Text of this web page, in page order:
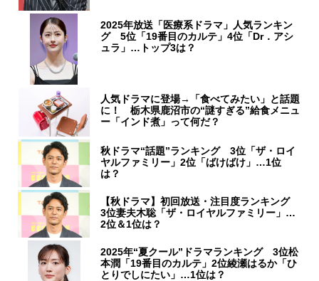
2025年放送「医療系ドラマ」人気ランキン
グ 5位「19番目のカルテ」4位「Dr．アシ
ュラ」…トップ3は？
人気ドラマに登場→「食べてみたい」と話題
に！ 栃木県鹿沼市の“謎すぎる”給食メニュ
ー「インド煮」って何だ？
秋ドラマ“話題”ランキング 3位「ザ・ロイ
ヤルファミリー」2位「ばけばけ」…1位
は？
【秋ドラマ】初回放送・注目度ランキング
3位妻夫木聡「ザ・ロイヤルファミリー」…
2位＆1位は？
2025年“夏クール”ドラマランキング 3位松
本潤「19番目のカルテ」2位綾瀬はるか「ひ
とりでしにたい」…1位は？